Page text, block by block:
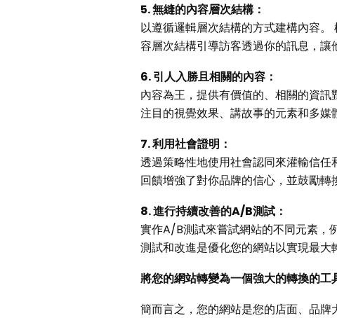
5. 無縫的內容層次結構：
以遵循邏輯層次結構的方式建構內容
容層次結構引導訪客透過你的訊息，讓
6. 引人入勝且相關的內容：
內容為王，提供有價值的、相關的資
注目的視覺效果、講故事的元素和多媒
7. 利用社會證明：
透過策略性地使用社會認同來灌輸信
回饋增強了對你品牌的信心，並鼓勵轉
8. 進行持續改善的A/B測試：
實作A/B測試來嘗試網站的不同元素，
測試和改進是優化您的網站以實現最大
將您的網站轉變為一個強大的轉換的工
簡而言之，您的網站是您的店面、品